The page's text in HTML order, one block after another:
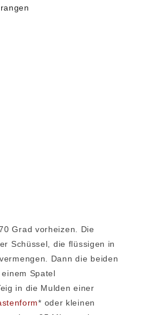
Grad vorheizen. Die
Schüssel, die flüssigen in
Dann die beiden
Spatel
in die Mulden einer
* oder kleinen